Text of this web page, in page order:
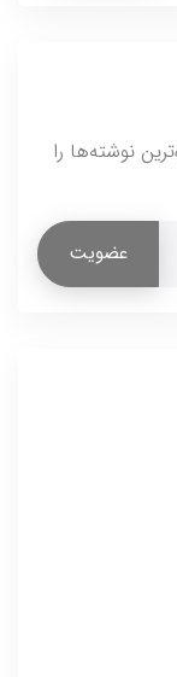
نوشته‌ها را
عضویت